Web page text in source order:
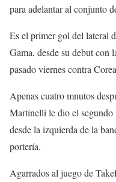
para adelantar al conjunto
Es el primer gol del lateral
Gama, desde su debut con
pasado viernes contra
Apenas cuatro mnutos
Martinelli le dio el segundo
desde la izquierda de la
portería.
Agarrados al juego de